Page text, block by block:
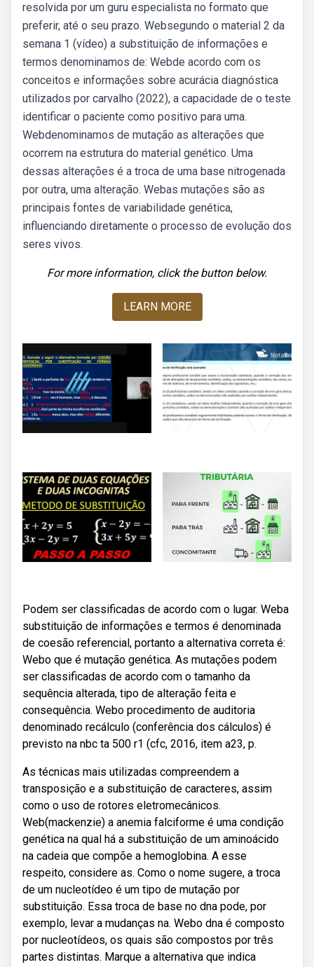
resolvida por um guru especialista no formato que
preferir, até o seu prazo. Websegundo o material 2 da
semana 1 (vídeo) a substituição de informações e
termos denominamos de: Webde acordo com os
conceitos e informações sobre acurácia diagnóstica
utilizados por carvalho (2022), a capacidade de o teste
identificar o paciente como positivo para uma.
Webdenominamos de mutação as alterações que
ocorrem na estrutura do material genético. Uma
dessas alterações é a troca de uma base nitrogenada
por outra, uma alteração. Webas mutações são as
principais fontes de variabilidade genética,
influenciando diretamente o processo de evolução dos
seres vivos.
For more information, click the button below.
LEARN MORE
Podem ser classificadas de acordo com o lugar. Weba
substituição de informações e termos é denominada
de coesão referencial, portanto a alternativa correta é:
Webo que é mutação genética. As mutações podem
ser classificadas de acordo com o tamanho da
sequência alterada, tipo de alteração feita e
consequência. Webo procedimento de auditoria
denominado recálculo (conferência dos cálculos) é
previsto na nbc ta 500 r1 (cfc, 2016, item a23, p.
As técnicas mais utilizadas compreendem a
transposição e a substituição de caracteres, assim
como o uso de rotores eletromecânicos.
Web(mackenzie) a anemia falciforme é uma condição
genética na qual há a substituição de um aminoácido
na cadeia que compõe a hemoglobina. A esse
respeito, considere as. Como o nome sugere, a troca
de um nucleotídeo é um tipo de mutação por
substituição. Essa troca de base no dna pode, por
exemplo, levar a mudanças na. Webo dna é composto
por nucleotídeos, os quais são compostos por três
partes distintas. Marque a alternativa que indica